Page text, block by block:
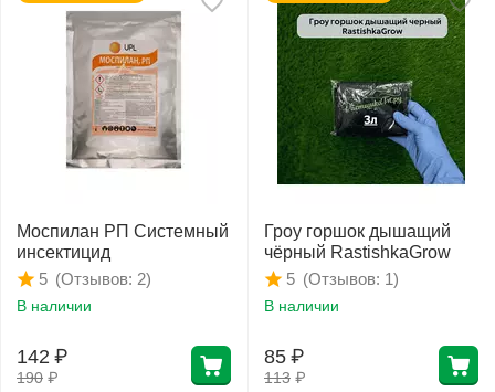
Моспилан РП Системный
инсектицид
(Отзывов: 2)
5
В наличии
190 ₽
142 ₽
Гроу горшок дышащий
чёрный RastishkaGrow
(Отзывов: 1)
5
В наличии
113 ₽
85 ₽